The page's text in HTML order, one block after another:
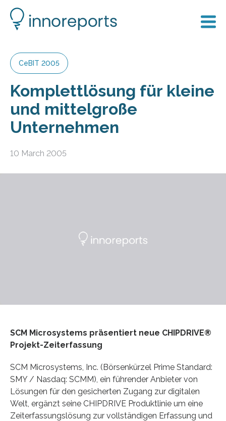
CeBIT 2005
Komplettlösung für kleine
und mittelgroße
Unternehmen
10 March 2005
SCM Microsystems präsentiert neue CHIPDRIVE®
Projekt-Zeiterfassung
SCM Microsystems, Inc. (Börsenkürzel Prime Standard:
SMY / Nasdaq: SCMM), ein führender Anbieter von
Lösungen für den gesicherten Zugang zur digitalen
Welt, ergänzt seine CHIPDRIVE Produktlinie um eine
Zeiterfassungslösung zur vollständigen Erfassung und